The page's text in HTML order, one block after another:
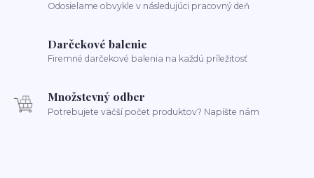
Odosielame obvykle v následujúci pracovný deň
Darčekové balenie
Firemné darčekové balenia na každú príležitosť
Množstevný odber
Potrebujete väčší počet produktov? Napíšte nám